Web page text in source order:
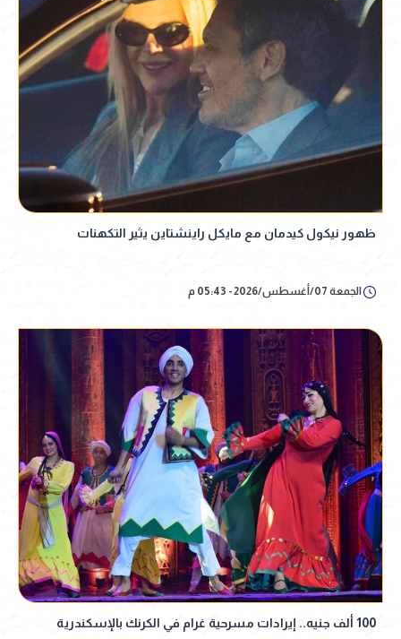
ظهور نيكول كيدمان مع مايكل راينشتاين يثير التكهنات
الجمعة 07/أغسطس/2026 - 05:43 م
100 ألف جنيه.. إيرادات مسرحية غرام في الكرنك بالإسكندرية